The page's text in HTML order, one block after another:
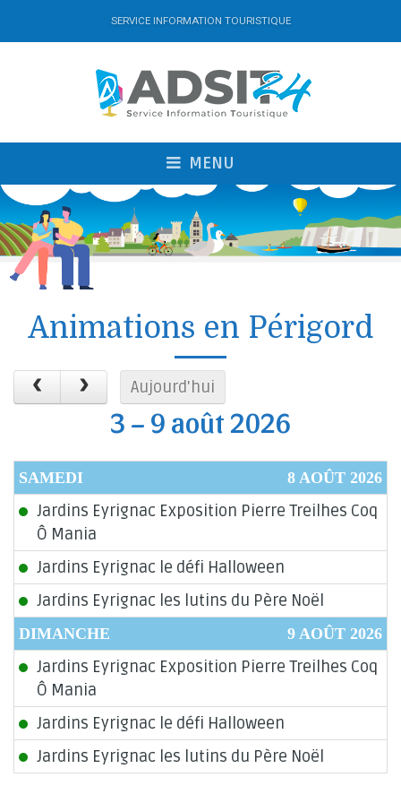
SERVICE INFORMATION TOURISTIQUE
MENU
Animations en Périgord
Aujourd'hui
3 – 9 août 2026
SAMEDI 8 AOÛT 2026
Jardins Eyrignac Exposition Pierre Treilhes Coq
Ô Mania
Jardins Eyrignac le défi Halloween
Jardins Eyrignac les lutins du Père Noël
DIMANCHE 9 AOÛT 2026
Jardins Eyrignac Exposition Pierre Treilhes Coq
Ô Mania
Jardins Eyrignac le défi Halloween
Jardins Eyrignac les lutins du Père Noël